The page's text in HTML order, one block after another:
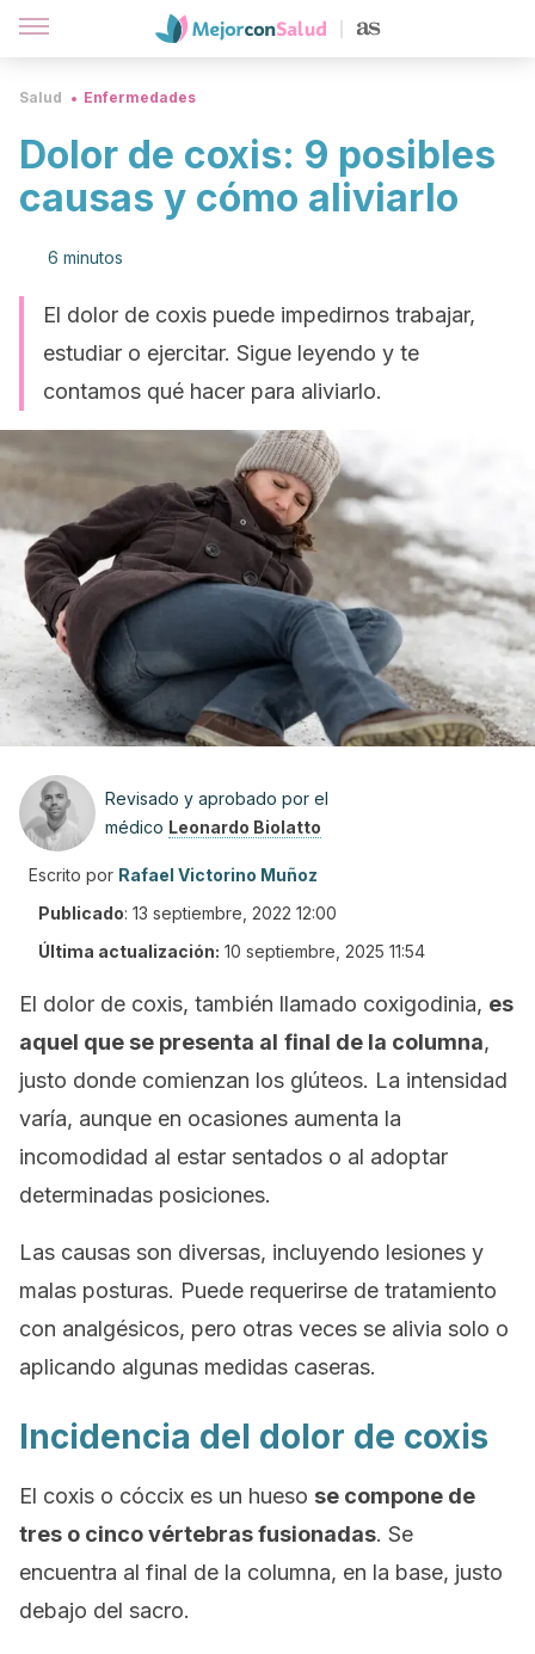
Salud Enfermedades
Dolor de coxis: 9 posibles
causas y cómo aliviarlo
6 minutos
El dolor de coxis puede impedirnos trabajar,
estudiar o ejercitar. Sigue leyendo y te
contamos qué hacer para aliviarlo.
Revisado y aprobado por el
médico Leonardo Biolatto
Escrito por Rafael Victorino Muñoz
Publicado: 13 septiembre, 2022 12:00
Última actualización: 10 septiembre, 2025 11:54
El dolor de coxis, también llamado coxigodinia, es
aquel que se presenta al final de la columna,
justo donde comienzan los glúteos. La intensidad
varía, aunque en ocasiones aumenta la
incomodidad al estar sentados o al adoptar
determinadas posiciones.
Las causas son diversas, incluyendo lesiones y
malas posturas. Puede requerirse de tratamiento
con analgésicos, pero otras veces se alivia solo o
aplicando algunas medidas caseras.
Incidencia del dolor de coxis
El coxis o cóccix es un hueso se compone de
tres o cinco vértebras fusionadas. Se
encuentra al final de la columna, en la base, justo
debajo del sacro.